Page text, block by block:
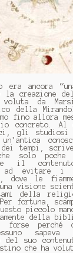
era ancora
la creazione
voluta da
della
fino allora
concreto.
gli studiosi
un’antica
tempi,
solo poche
il
ad evitare i
dove le
una visione
della
fortuna,
piccolo
della
forse perché
suo
che ha